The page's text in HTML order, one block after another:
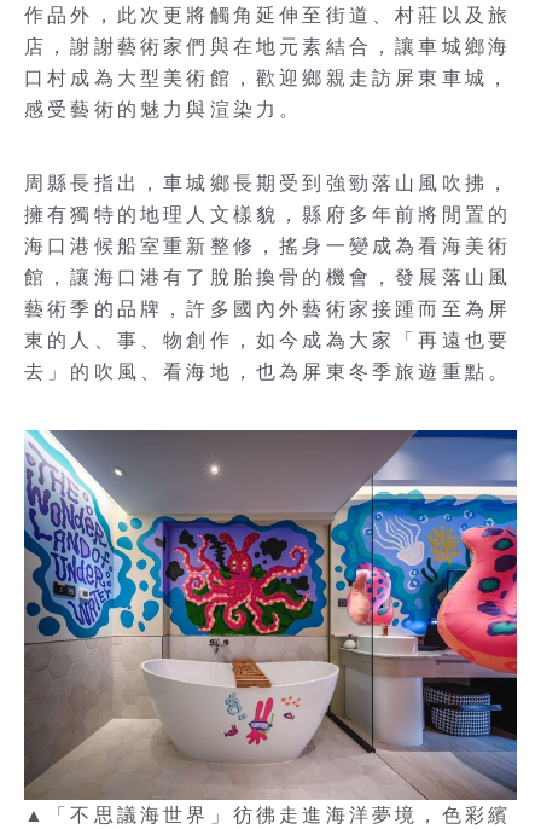
作品外，此次更將觸角延伸至街道、村莊以及旅
店，謝謝藝術家們與在地元素結合，讓車城鄉海
口村成為大型美術館，歡迎鄉親走訪屏東車城，
感受藝術的魅力與渲染力。
周縣長指出，車城鄉長期受到強勁落山風吹拂，
擁有獨特的地理人文樣貌，縣府多年前將閒置的
海口港候船室重新整修，搖身一變成為看海美術
館，讓海口港有了脫胎換骨的機會，發展落山風
藝術季的品牌，許多國內外藝術家接踵而至為屏
東的人、事、物創作，如今成為大家「再遠也要
去」的吹風、看海地，也為屏東冬季旅遊重點。
▲「不思議海世界」彷彿走進海洋夢境，色彩繽